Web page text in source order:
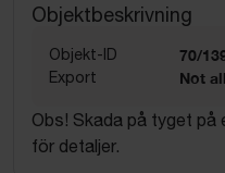
Objektbeskrivning
Objekt-ID 70/
Export Not
Obs! Skada på tyget på
för detaljer.